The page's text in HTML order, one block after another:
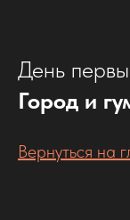
День
Город и
Вернуться на